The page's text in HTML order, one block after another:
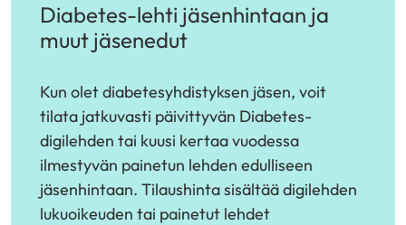
Diabetes-lehti jäsenhintaan ja
muut jäsenedut
Kun olet diabetesyhdistyksen jäsen, voit
tilata jatkuvasti päivittyvän Diabetes-
digilehden tai kuusi kertaa vuodessa
ilmestyvän painetun lehden edulliseen
jäsenhintaan. Tilaushinta sisältää digilehden
lukuoikeuden tai painetut lehdet